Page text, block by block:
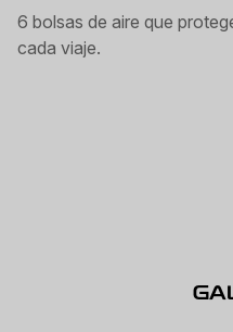
6 bolsas de aire que
cada viaje.